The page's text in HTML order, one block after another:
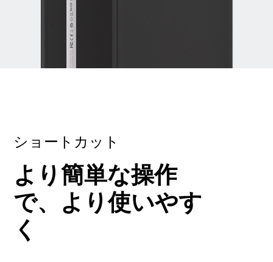
ショートカット
より簡単な操作
で、より使いやす
く